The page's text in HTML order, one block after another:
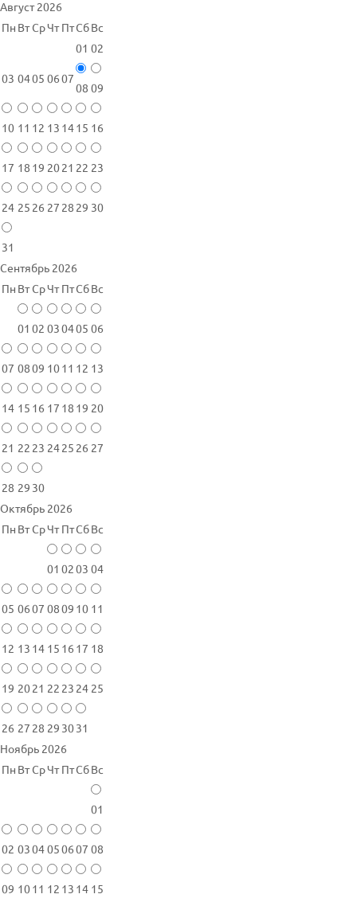
Август 2026
Пн ВтСрЧт ПтСбВс
01 02
03 0405 0607
08 09
10 11 12 13 1415 16
17 18 19 2021 22 23
24 25 26 27 28 29 30
31
Сентябрь 2026
Пн ВтСрЧт ПтСбВс
01 02 030405 06
07 0809 1011 12 13
14 15 16 17 18 19 20
21 22 23 2425 26 27
28 29 30
Октябрь 2026
Пн ВтСрЧт ПтСбВс
01 0203 04
05 0607 0809 10 11
12 13 14 15 16 17 18
19 2021 22 23 24 25
26 27 28 29 3031
Ноябрь 2026
Пн ВтСрЧт ПтСбВс
01
02 0304050607 08
09 1011 12 13 14 15